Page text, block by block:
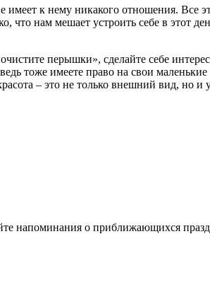
к нему никакого отношения. Все
нам мешает устроить себе в этот
перышки», сделайте себе
тоже имеете право на свои
– это не только внешний вид, но и
напоминания о приближающихся